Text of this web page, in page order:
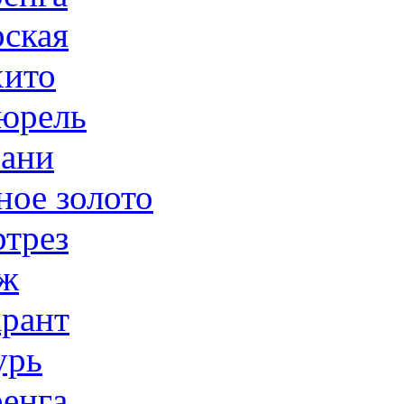
золото